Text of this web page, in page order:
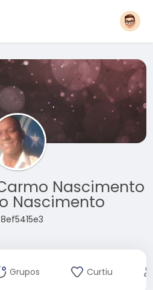
Nascimento
Nascimento
Grupos Curtiu